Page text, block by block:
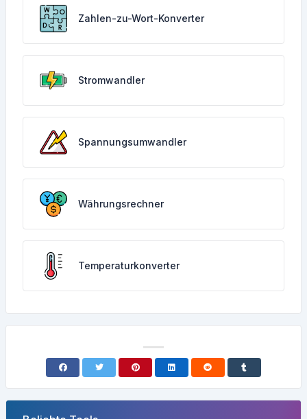
Zahlen-zu-Wort-Konverter
Stromwandler
Spannungsumwandler
Währungsrechner
Temperaturkonverter